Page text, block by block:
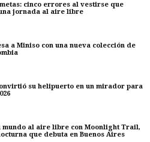
cinco errores al vestirse que
jornada al aire libre
a Miniso con una nueva colección de
su helipuerto en un mirador para
mundo al aire libre con Moonlight Trail,
que debuta en Buenos Aires